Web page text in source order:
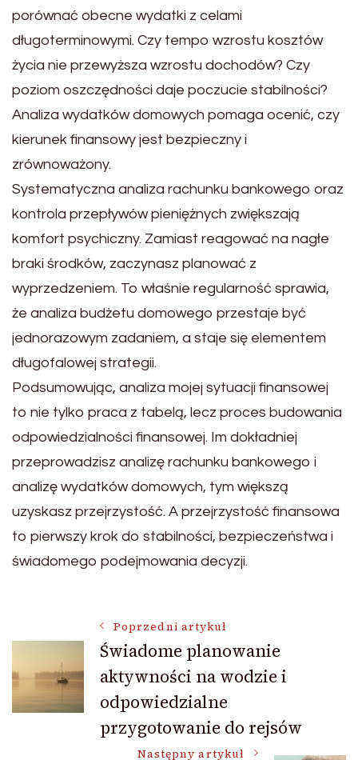
porównać obecne wydatki z celami
długoterminowymi. Czy tempo wzrostu kosztów
życia nie przewyższa wzrostu dochodów? Czy
poziom oszczędności daje poczucie stabilności?
Analiza wydatków domowych pomaga ocenić, czy
kierunek finansowy jest bezpieczny i
zrównoważony.
Systematyczna analiza rachunku bankowego oraz
kontrola przepływów pieniężnych zwiększają
komfort psychiczny. Zamiast reagować na nagłe
braki środków, zaczynasz planować z
wyprzedzeniem. To właśnie regularność sprawia,
że analiza budżetu domowego przestaje być
jednorazowym zadaniem, a staje się elementem
długofalowej strategii.
Podsumowując, analiza mojej sytuacji finansowej
to nie tylko praca z tabelą, lecz proces budowania
odpowiedzialności finansowej. Im dokładniej
przeprowadzisz analizę rachunku bankowego i
analizę wydatków domowych, tym większą
uzyskasz przejrzystość. A przejrzystość finansowa
to pierwszy krok do stabilności, bezpieczeństwa i
świadomego podejmowania decyzji.
Nawigacja
wpisu
Poprzedni artykuł
Świadome planowanie
aktywności na wodzie i
odpowiedzialne
przygotowanie do rejsów
Następny artykuł